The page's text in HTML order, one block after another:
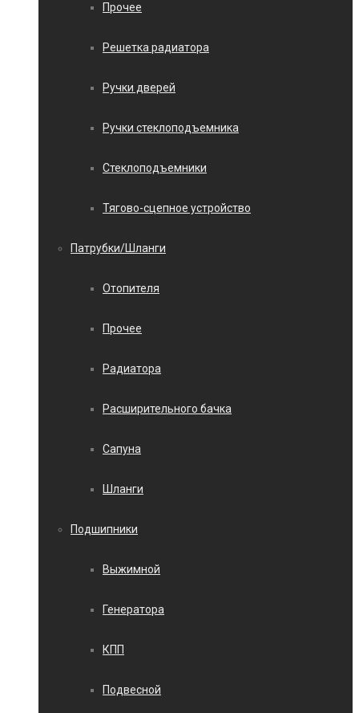
Прочее
Решетка радиатора
Ручки дверей
Ручки стеклоподъемника
Стеклоподъемники
Тягово-сцепное устройство
Патрубки/Шланги
Отопителя
Прочее
Радиатора
Расширительного бачка
Сапуна
Шланги
Подшипники
Выжимной
Генератора
КПП
Подвесной